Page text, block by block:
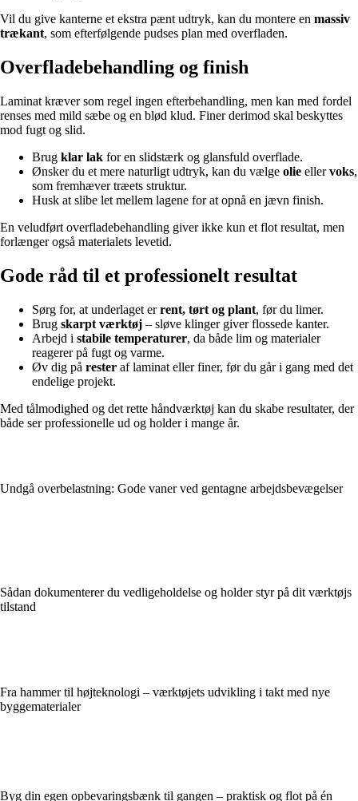
Vil du give kanterne et ekstra pænt udtryk, kan du montere en massiv
trækant, som efterfølgende pudses plan med overfladen.
Overfladebehandling og finish
Laminat kræver som regel ingen efterbehandling, men kan med fordel
renses med mild sæbe og en blød klud. Finer derimod skal beskyttes
mod fugt og slid.
Brug klar lak for en slidstærk og glansfuld overflade.
Ønsker du et mere naturligt udtryk, kan du vælge olie ellervoks,
som fremhæver træets struktur.
Husk at slibe let mellem lagene for at opnå en jævn finish.
En veludført overfladebehandling giver ikke kun et flot resultat, men
forlænger også materialets levetid.
Gode råd til et professionelt resultat
Sørg for, at underlaget errent, tørt og plant, før du limer.
Brug skarpt værktøj – sløve klinger giver flossede kanter.
Arbejd i stabile temperaturer, da både lim og materialer
reagerer på fugt og varme.
Øv dig på rester af laminat eller finer, før du går i gang med det
endelige projekt.
Med tålmodighed og det rette håndværktøj kan du skabe resultater, der
både ser professionelle ud og holder i mange år.
Undgå overbelastning: Gode vaner ved gentagne arbejdsbevægelser
Sådan dokumenterer du vedligeholdelse og holder styr på dit værktøjs
tilstand
Fra hammer til højteknologi – værktøjets udvikling i takt med nye
byggematerialer
Byg din egen opbevaringsbænk til gangen – praktisk og flot på én